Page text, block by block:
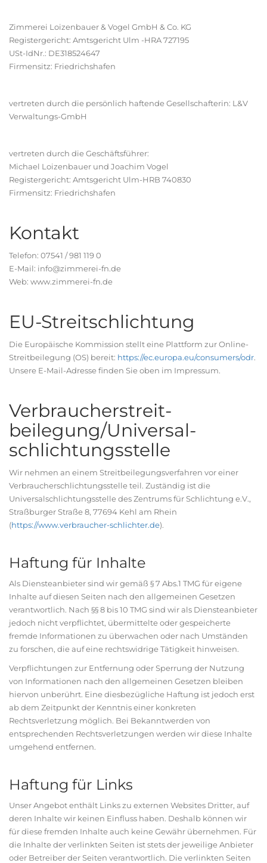
Zimmerei Loizenbauer & Vogel GmbH & Co. KG
Registergericht: Amtsgericht Ulm -HRA 727195
USt-IdNr.: DE318524647
Firmensitz: Friedrichshafen
vertreten durch die persönlich haftende Gesellschafterin: L&V
Verwaltungs-GmbH
vertreten durch die Geschäftsführer:
Michael Loizenbauer und Joachim Vogel
Registergericht: Amtsgericht Ulm-HRB 740830
Firmensitz: Friedrichshafen
Kontakt
Telefon: 07541 / 981 119 0
E-Mail: info@zimmerei-fn.de
Web: www.zimmerei-fn.de
EU-Streitschlichtung
Die Europäische Kommission stellt eine Plattform zur Online-
Streitbeilegung (OS) bereit: https://ec.europa.eu/consumers/odr.
Unsere E-Mail-Adresse finden Sie oben im Impressum.
Verbraucher­streit­
beilegung/Universal­
schlichtungs­stelle
Wir nehmen an einem Streitbeilegungsverfahren vor einer
Verbraucherschlichtungsstelle teil. Zuständig ist die
Universalschlichtungsstelle des Zentrums für Schlichtung e.V.,
Straßburger Straße 8, 77694 Kehl am Rhein
(https://www.verbraucher-schlichter.de).
Haftung für Inhalte
Als Diensteanbieter sind wir gemäß § 7 Abs.1 TMG für eigene
Inhalte auf diesen Seiten nach den allgemeinen Gesetzen
verantwortlich. Nach §§ 8 bis 10 TMG sind wir als Diensteanbieter
jedoch nicht verpflichtet, übermittelte oder gespeicherte
fremde Informationen zu überwachen oder nach Umständen
zu forschen, die auf eine rechtswidrige Tätigkeit hinweisen.
Verpflichtungen zur Entfernung oder Sperrung der Nutzung
von Informationen nach den allgemeinen Gesetzen bleiben
hiervon unberührt. Eine diesbezügliche Haftung ist jedoch erst
ab dem Zeitpunkt der Kenntnis einer konkreten
Rechtsverletzung möglich. Bei Bekanntwerden von
entsprechenden Rechtsverletzungen werden wir diese Inhalte
umgehend entfernen.
Haftung für Links
Unser Angebot enthält Links zu externen Websites Dritter, auf
deren Inhalte wir keinen Einfluss haben. Deshalb können wir
für diese fremden Inhalte auch keine Gewähr übernehmen. Für
die Inhalte der verlinkten Seiten ist stets der jeweilige Anbieter
oder Betreiber der Seiten verantwortlich. Die verlinkten Seiten